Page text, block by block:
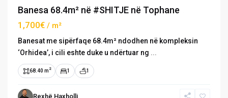
Banesa 68.4m² në #SHITJE në Tophane
1,700€ / m²
Banesat me sipërfaqe 68.4m² ndodhen në kompleksin
‘Orhidea’, i cili eshte duke u ndërtuar ng ...
68.40 m 2 1 1
Rexhë Haxholli